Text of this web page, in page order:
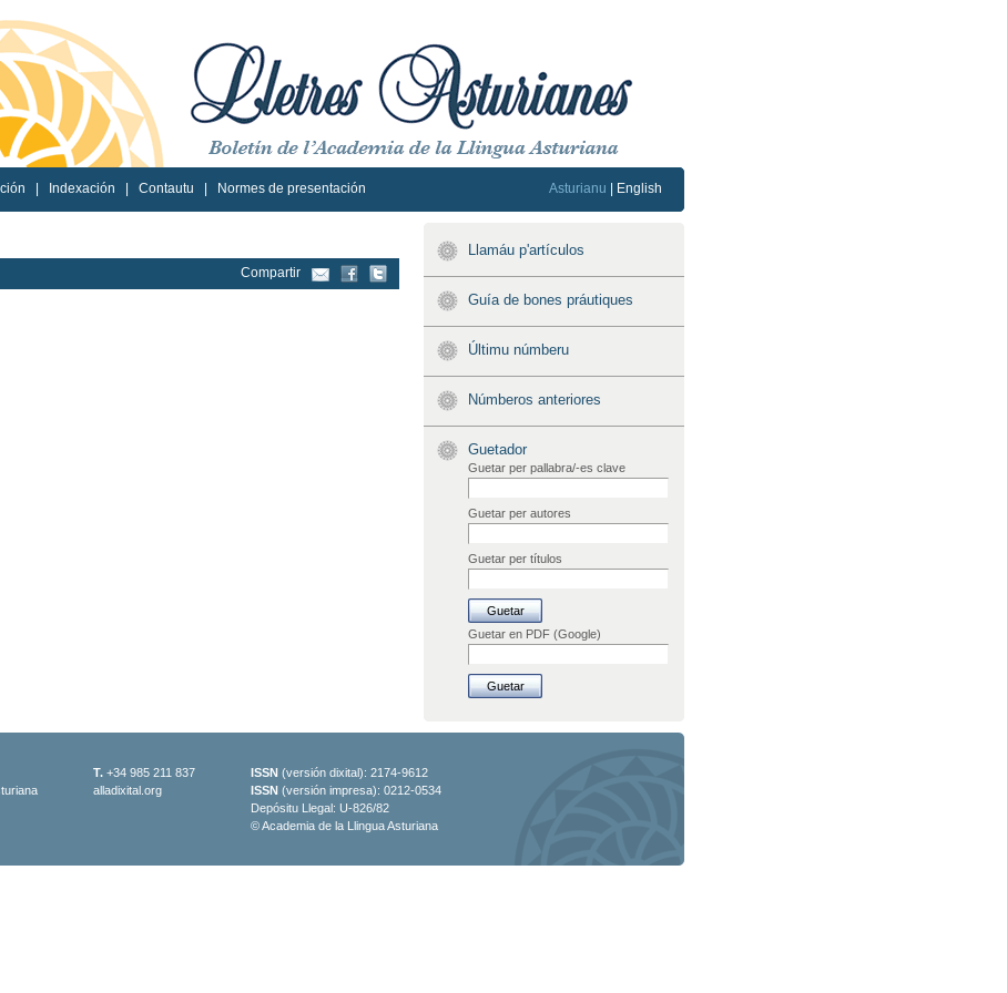
Indexación Contautu Normes de presentación Asturianu English
Compartir
Llamáu p'artículos
Guía de bones práutiques
Últimu númberu
Númberos anteriores
Guetador
Guetar per pallabra/-es clave
Guetar per autores
Guetar per títulos
Guetar en PDF (Google)
T. +34 985 211 837
alladixital.org
ISSN (versión dixital): 2174-9612
ISSN (versión impresa): 0212-0534
Depósitu Llegal: U-826/82
© Academia de la Llingua Asturiana